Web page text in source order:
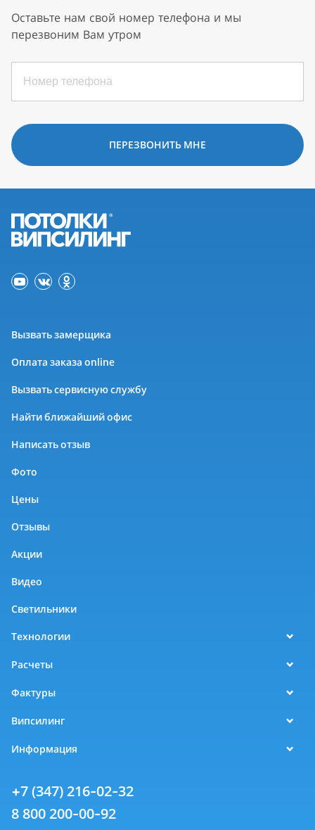
Оставьте нам свой номер телефона и мы
перезвоним Вам утром
ПЕРЕЗВОНИТЬ МНЕ
Вызвать замерщика
Оплата заказа online
Вызвать сервисную службу
Найти ближайший офис
Написать отзыв
Фото
Цены
Отзывы
Акции
Видео
Светильники
Технологии
Расчеты
Фактуры
Випсилинг
Информация
+7 (347) 216-02-32
8 800 200-00-92